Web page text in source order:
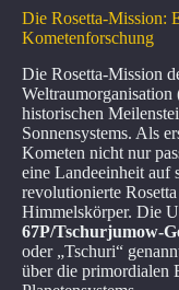
Die Rosetta-Mission:
Kometenforschung
Die Rosetta-Mission
historischen
Sonnensystems. Als
Kometen nicht nur
eine Landeeinheit auf
revolutionierte
Himmelskörper. Die
67P/Tschurjumow-
oder „Tschuri“
über die primordialen